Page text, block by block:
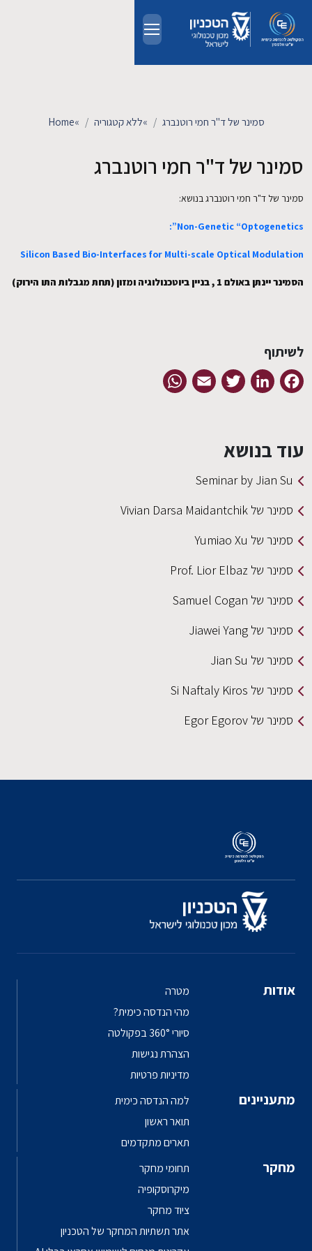
EN
מחקר
חדשות ואירועים
Home» ללא קטגוריה» סמינר של ד"ר חמי רוטנברג
סמינר של ד"ר חמי רוטנברג
סמינר של ד"ר חמי רוטנברג בנושא:
Non-Genetic “Optogenetics”:
Silicon Based Bio-Interfaces for Multi-scale Optical Modulation
הסמינר יינתן באולם 1 , בניין ביוטכנולוגיה ומזון (תחת מגבלות התו הירוק)
לשיתוף
Facebook
LinkedIn
Twitter
Email
עוד בנושא
Seminar by Jian Su
סמינר של Vivian Darsa Maidantchik
סמינר של Yumiao Xu
סמינר של Prof. Lior Elbaz
סמינר של Samuel Cogan
סמינר של Jiawei Yang
סמינר של Jian Su
סמינר של Si Naftaly Kiros
סמינר של Egor Egorov
אודות
מטרה
מהי הנדסה כימית?
סיורי 360° בפקולטה
הצהרת נגישות
מדיניות פרטיות
מתעניינים
למה הנדסה כימית
תואר ראשון
תארים מתקדמים
מחקר
תחומי מחקר
מיקרוסקופיה
ציוד מחקר
אתר תשתיות המחקר של הטכניון